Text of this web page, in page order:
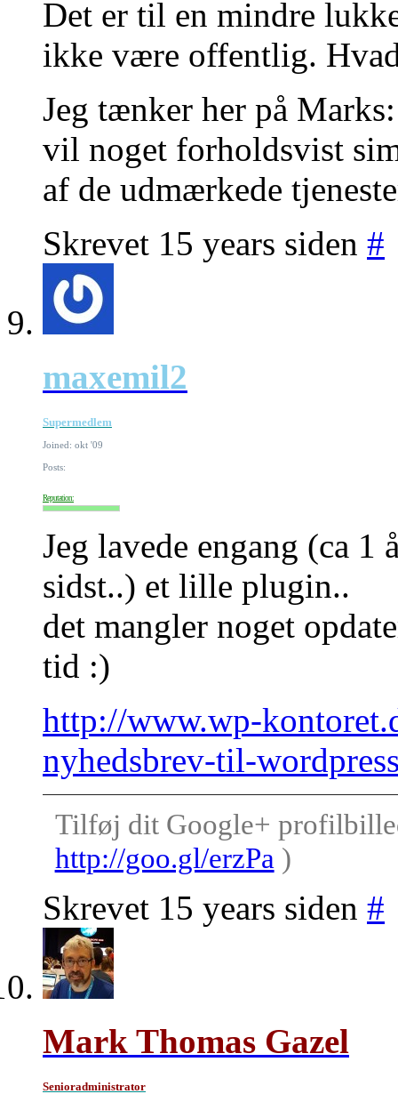
Det er til en mindre
ikke være offentlig.
Jeg tænker her på
vil noget forholdsvist
af de udmærkede
Skrevet 15 years siden #
maxemil2
Supermedlem
Joined: okt '09
Posts:
Reputation:
Jeg lavede engang (ca 1
sidst..) et lille plugin..
det mangler noget
tid :)
http://www.wp-
nyhedsbrev-til-
Tilføj dit Google+
http://goo.gl/erzPa )
Skrevet 15 years siden #
Mark Thomas Gazel
Senioradministrator